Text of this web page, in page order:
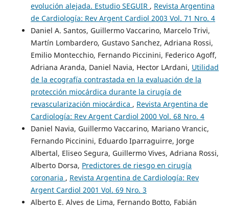
evolución alejada. Estudio SEGUIR , Revista Argentina
de Cardiología: Rev Argent Cardiol 2003 Vol. 71 Nro. 4
Daniel A. Santos, Guillermo Vaccarino, Marcelo Trivi,
Martín Lombardero, Gustavo Sanchez, Adriana Rossi,
Emilio Montecchio, Fernando Piccinini, Federico Agoff,
Adriana Aranda, Daniel Navia, Hector LArdani, Utilidad
de la ecografía contrastada en la evaluación de la
protección miocárdica durante la cirugía de
revascularización miocárdica , Revista Argentina de
Cardiología: Rev Argent Cardiol 2000 Vol. 68 Nro. 4
Daniel Navia, Guillermo Vaccarino, Mariano Vrancic,
Fernando Piccinini, Eduardo Iparraguirre, Jorge
Albertal, Eliseo Segura, Guillermo Vives, Adriana Rossi,
Alberto Dorsa, Predictores de riesgo en cirugía
coronaria , Revista Argentina de Cardiología: Rev
Argent Cardiol 2001 Vol. 69 Nro. 3
Alberto E. Alves de Lima, Fernando Botto, Fabián